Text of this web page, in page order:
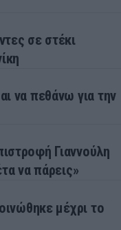
σε στέκι
να πεθάνω για την
Γιαννούλη
να πάρεις»
μέχρι το